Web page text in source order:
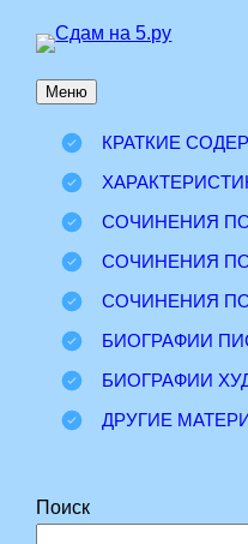
Перейти
содержимому
Меню
КРАТКИЕ
СОЧИНЕНИЯ
СОЧИНЕНИЯ
СОЧИНЕНИЯ
БИОГРАФИИ
БИОГРАФИИ
ДРУГИЕ
Поиск